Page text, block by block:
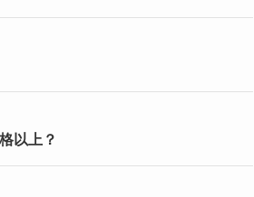
以上？